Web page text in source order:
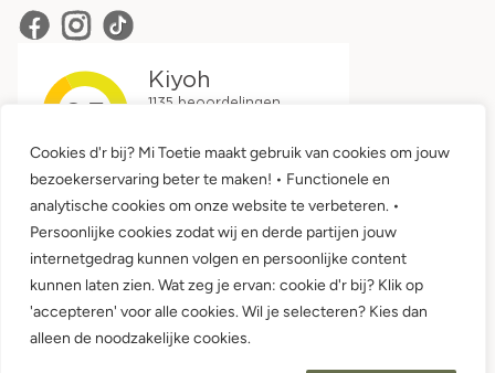
Cookies d'r bij? Mi Toetie maakt gebruik van cookies om jouw
bezoekerservaring beter te maken! • Functionele en
analytische cookies om onze website te verbeteren. •
Persoonlijke cookies zodat wij en derde partijen jouw
internetgedrag kunnen volgen en persoonlijke content
kunnen laten zien. Wat zeg je ervan: cookie d'r bij? Klik op
'accepteren' voor alle cookies. Wil je selecteren? Kies dan
alleen de noodzakelijke cookies.
Algemene voorwaarden •